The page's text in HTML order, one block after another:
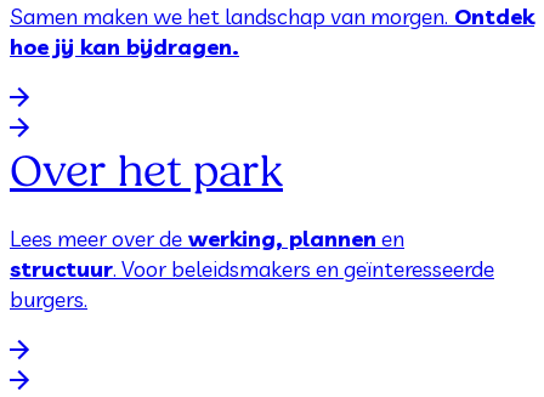
Samen maken we het landschap van morgen. Ontdek
hoe jij kan bijdragen.
Over het park
Lees meer over de werking, plannen en
structuur. Voor beleidsmakers en geïnteresseerde
burgers.